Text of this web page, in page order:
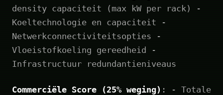
density capaciteit (max kW per rack) -
Koeltechnologie en capaciteit -
Netwerkconnectiviteitsopties -
Vloeistofkoeling gereedheid -
Infrastructuur redundantieniveaus
Commerciële Score (25% weging) : - Totale